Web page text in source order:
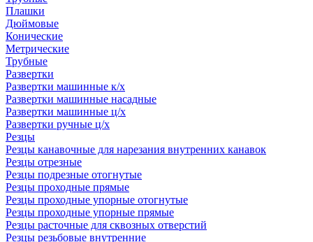
Плашки
Дюймовые
Конические
Метрические
Трубные
Развертки
Развертки машинные к/х
Развертки машинные насадные
Развертки машинные ц/х
Развертки ручные ц/х
Резцы
Резцы канавочные для нарезания внутренних канавок
Резцы отрезные
Резцы подрезные отогнутые
Резцы проходные прямые
Резцы проходные упорные отогнутые
Резцы проходные упорные прямые
Резцы расточные для сквозных отверстий
Резцы резьбовые внутренние